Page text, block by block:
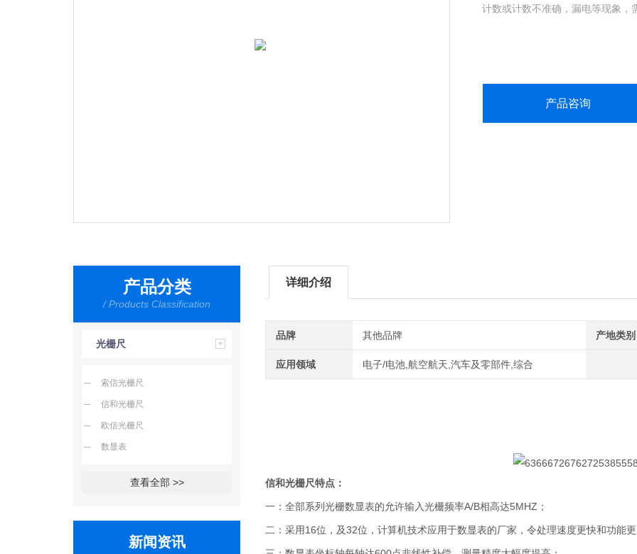
计数或计数不准确，漏电等现象，
产品咨询
产品分类
/ Products Classification
光栅尺
索信光栅尺
信和光栅尺
欧信光栅尺
数显表
查看全部 >>
新闻资讯
详细介绍
品牌 其他品牌 产地类别
应用领域 电子/电池,航空航天,汽车及零部件,综合
信和光栅尺特点：
一：全部系列光栅数显表的允许输入光栅频率A/B相高达5MHZ；
二：采用16位，及32位，计算机技术应用于数显表的厂家，令处理速度更快和功能